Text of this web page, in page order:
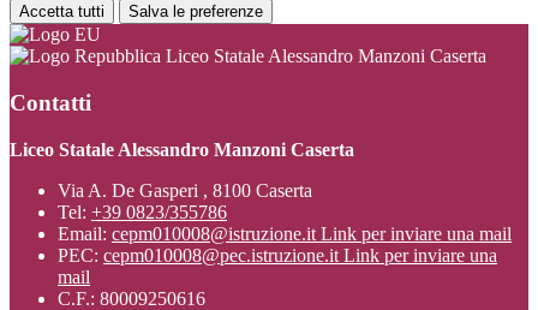
Accetta tutti Salva le preferenze
Liceo Statale Alessandro Manzoni Caserta
Contatti
Liceo Statale Alessandro Manzoni Caserta
Via A. De Gasperi , 8100 Caserta
Tel: +39 0823/355786
Email: cepm010008@istruzione.it Link per inviare una mail
PEC: cepm010008@pec.istruzione.it Link per inviare una
mail
C.F.: 80009250616